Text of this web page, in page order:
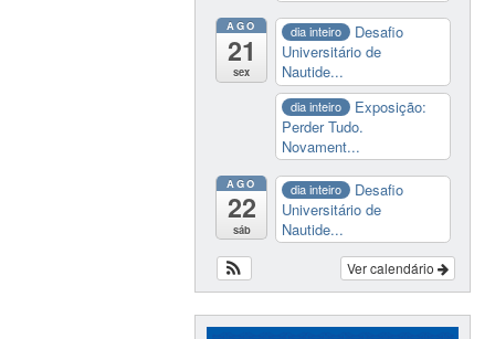
AGO
21
sex
dia inteiro
Desafio
Universitário de
Nautide...
dia inteiro
Exposição:
Perder Tudo.
Novament...
AGO
22
sáb
dia inteiro
Desafio
Universitário de
Nautide...
Ver calendário